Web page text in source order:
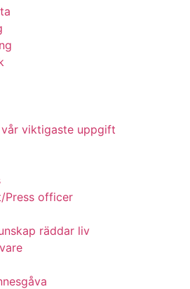
viktigaste uppgift
Press officer
räddar liv